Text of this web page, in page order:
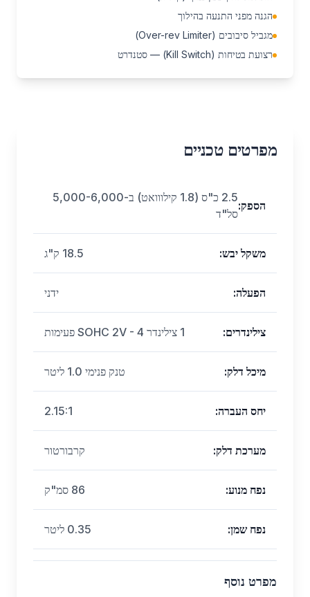
הגנה מפני התנעה בהילוך
מגביל סיבובים (Over-rev Limiter)
רצועת בטיחות (Kill Switch) — סטנדרט
מפרטים טכניים
הספק:
2.5 כ"ס (1.8 קילווואט) ב-5,000-6,000
סל"ד
משקל יבש: 18.5 ק"ג
הפעלה: ידני
צילינדרים: 1 צילינדר SOHC 2V - 4 פעימות
מיכל דלק: טנק פנימי 1.0 ליטר
יחס העברה:
2.15:1
מערכת דלק: קרבורטור
נפח מנוע: 86 סמ"ק
נפח שמן: 0.35 ליטר
מפרט נוסף